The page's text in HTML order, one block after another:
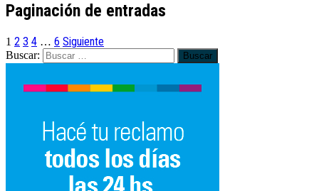
Paginación de entradas
1 2 3 4 … 6 Siguiente
Buscar: